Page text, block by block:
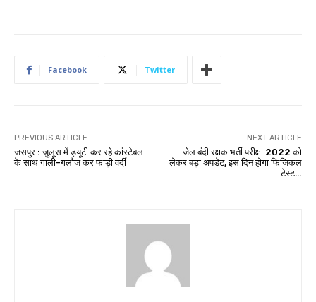
Facebook Twitter
PREVIOUS ARTICLE
जसपुर : जुलूस में ड्यूटी कर रहे कांस्टेबल
के साथ गाली-गलौज कर फाड़ी वर्दी
NEXT ARTICLE
जेल बंदी रक्षक भर्ती परीक्षा 2022 को
लेकर बड़ा अपडेट, इस दिन होगा फिजिकल
टेस्ट…